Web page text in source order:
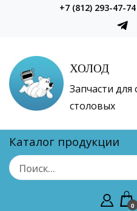
+7 (812) 293-47-
ХОЛОД
Запчасти
столовых
Каталог продукции
0